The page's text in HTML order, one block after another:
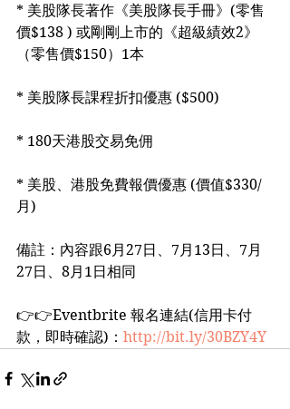
* 美股隊長著作《美股隊長手冊》(零售
價$138 ) 或剛剛上市的《超級績效2》
（零售價$150）1本
* 美股隊長課程折扣優惠 ($500)
* 180天港股交易免佣
* 美股、港股免費報價優惠 (價值$330/
月)
備註：內容跟6月27日、7月13日、7月
27日、8月1日相同
👉👉Eventbrite 報名連結(信用卡付
款，即時確認)： http://bit.ly/30BZY4Y